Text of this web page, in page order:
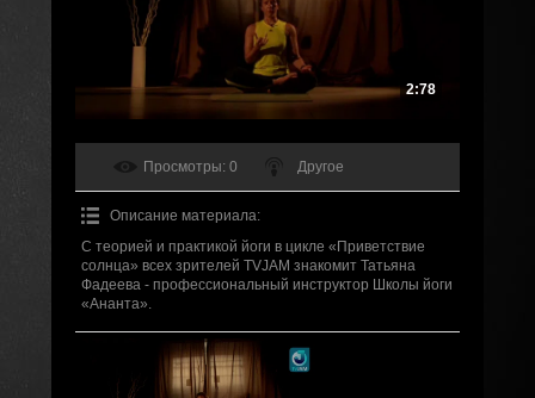
2:78
Просмотры: 0 Другое
Описание материала:
С теорией и практикой йоги в цикле «Приветствие
солнца» всех зрителей TVJAM знакомит Татьяна
Фадеева - профессиональный инструктор Школы йоги
«Ананта».